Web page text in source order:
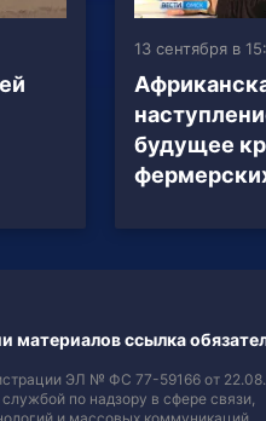
13 сентября в
будущее
материалов ссылка
ЭЛ № ФС 77-59166 от
по надзору в сфере связи,